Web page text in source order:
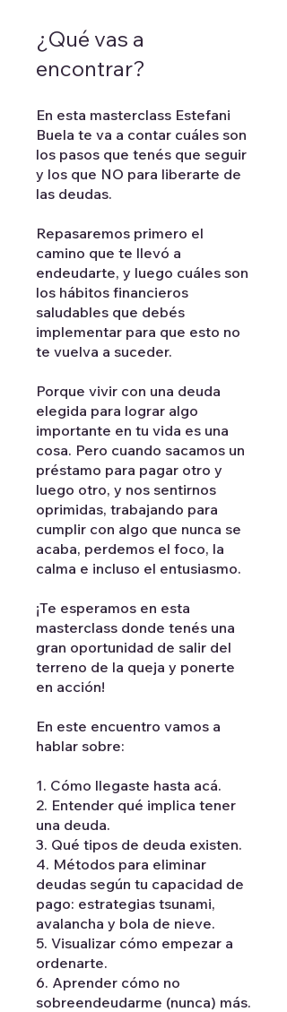
¿Qué vas a
encontrar?
En esta masterclass Estefani
Buela te va a contar cuáles son
los pasos que tenés que seguir
y los que NO para liberarte de
las deudas.
Repasaremos primero el
camino que te llevó a
endeudarte, y luego cuáles son
los hábitos financieros
saludables que debés
implementar para que esto no
te vuelva a suceder.
Porque vivir con una deuda
elegida para lograr algo
importante en tu vida es una
cosa. Pero cuando sacamos un
préstamo para pagar otro y
luego otro, y nos sentirnos
oprimidas, trabajando para
cumplir con algo que nunca se
acaba, perdemos el foco, la
calma e incluso el entusiasmo.
¡Te esperamos en esta
masterclass donde tenés una
gran oportunidad de salir del
terreno de la queja y ponerte
en acción!
En este encuentro vamos a
hablar sobre:
1. Cómo llegaste hasta acá.
2. Entender qué implica tener
una deuda.
3. Qué tipos de deuda existen.
4. Métodos para eliminar
deudas según tu capacidad de
pago: estrategias tsunami,
avalancha y bola de nieve.
5. Visualizar cómo empezar a
ordenarte.
6. Aprender cómo no
sobreendeudarme (nunca) más.